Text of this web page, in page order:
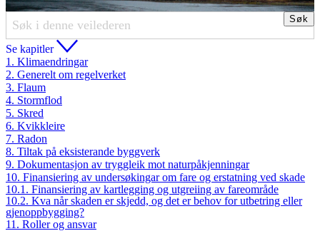
Søk
Se kapitler
1. Klimaendringar
2. Generelt om regelverket
3. Flaum
4. Stormflod
5. Skred
6. Kvikkleire
7. Radon
8. Tiltak på eksisterande byggverk
9. Dokumentasjon av tryggleik mot naturpåkjenningar
10. Finansiering av undersøkingar om fare og erstatning ved skade
10.1. Finansiering av kartlegging og utgreiing av fareområde
10.2. Kva når skaden er skjedd, og det er behov for utbetring eller
gjenoppbygging?
11. Roller og ansvar